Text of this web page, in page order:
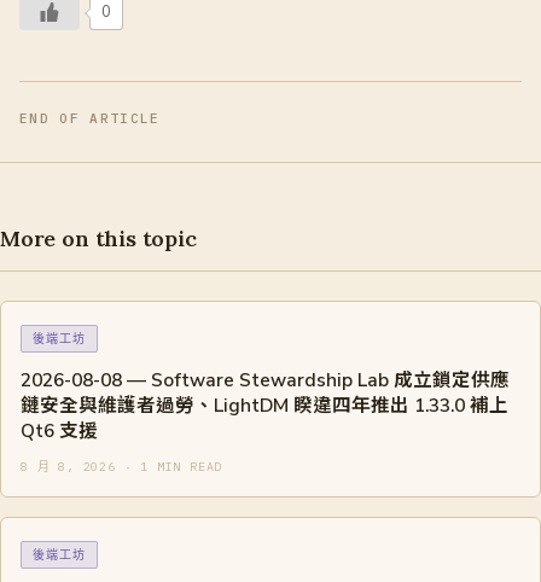
0
END OF ARTICLE
More on this topic
後端工坊
2026-08-08 — Software Stewardship Lab 成立鎖定供應
鏈安全與維護者過勞、LightDM 睽違四年推出 1.33.0 補上
Qt6 支援
8 月 8, 2026 · 1 MIN READ
後端工坊